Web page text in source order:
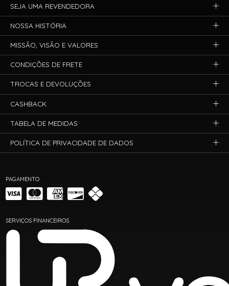
PAGAMENTO
SERVIÇOS FINANCEIROS
SEJA UMA REVENDEDORA
NOSSA HISTÓRIA
MISSÃO, VISÃO E VALORES
CONDIÇÕES DE FRETE
TROCAS E DEVOLUÇÕES
CASHBACK
TABELA DE MEDIDAS
POLÍTICA DE PRIVACIDADE DE DADOS